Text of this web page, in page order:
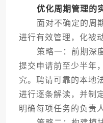
优化周期管理的
面对不确定的周期
进行有效管理，化被
策略一：前期深度
提交申请前至少半年
究。聘请可靠的本地
进行逐条解读，并制
明确每项任务的负责